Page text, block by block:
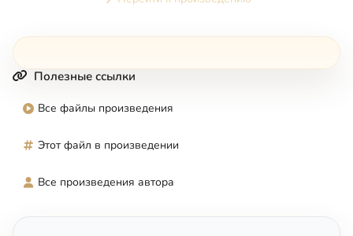
Полезные ссылки
Все файлы произведения
Этот файл в произведении
Все произведения автора